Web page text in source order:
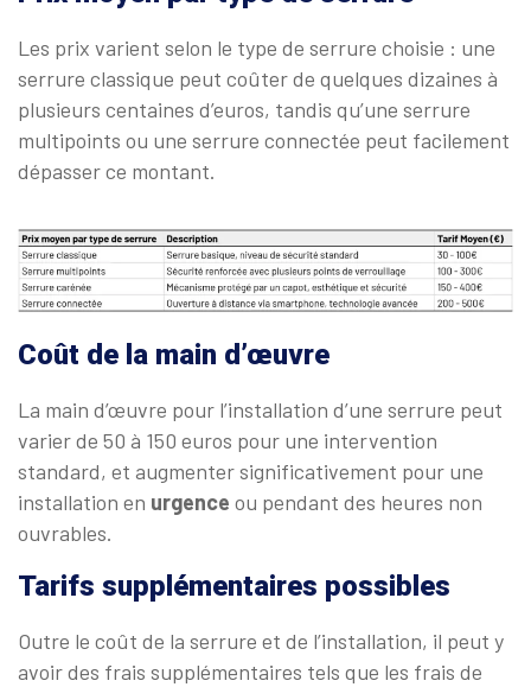
Les prix varient selon le type de serrure choisie : une
serrure classique peut coûter de quelques dizaines à
plusieurs centaines d’euros, tandis qu’une serrure
multipoints ou une serrure connectée peut facilement
dépasser ce montant.
Coût de la main d’œuvre
La main d’œuvre pour l’installation d’une serrure peut
varier de 50 à 150 euros pour une intervention
standard, et augmenter significativement pour une
installation en urgence ou pendant des heures non
ouvrables.
Tarifs supplémentaires possibles
Outre le coût de la serrure et de l’installation, il peut y
avoir des frais supplémentaires tels que les frais de